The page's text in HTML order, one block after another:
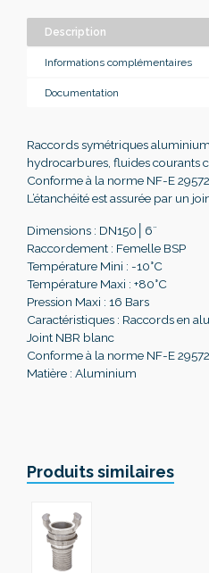
Description
Informations complémentaires
Documentation
Raccords symétriques
hydrocarbures, fluides courants
Conforme à la norme NF-E 29572.
L’étanchéité est assurée par un
Dimensions : DN150│6¨
Raccordement : Femelle BSP
Température Mini : -10°C
Température Maxi : +80°C
Pression Maxi : 16 Bars
Caractéristiques : Raccords en
Joint NBR blanc
Conforme à la norme NF-E 29572
Matière : Aluminium
Produits similaires